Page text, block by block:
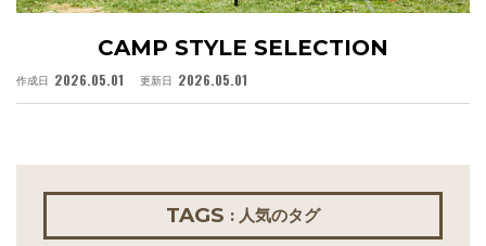
CAMP STYLE SELECTION
作成日 2026.05.01 更新日 2026.05.01
TAGS : 人気のタグ